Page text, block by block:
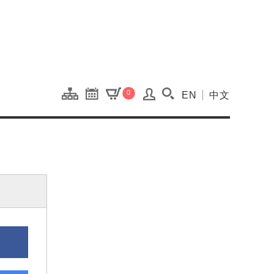
0 搜尋(開啟搜尋視窗)
EN 中文